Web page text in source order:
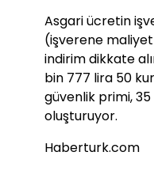
Asgari ücretin
(işverene
indirim dikkate
bin 777 lira 50
güvenlik primi,
oluşturuyor.
Haberturk.com